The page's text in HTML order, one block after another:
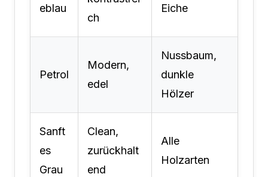
eblau
ch
Eiche
Petrol
Modern,
edel
Nussbaum,
dunkle
Hölzer
Sanft
es
Grau
Clean,
zurückhalt
end
Alle
Holzarten